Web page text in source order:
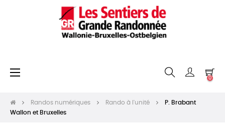
Basculer
☰
0
Randos numériques Rando à l'unité
P. Brabant
Wallon et Bruxelles